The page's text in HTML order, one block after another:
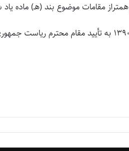
مقامات موضوع بند (هـ) ماده